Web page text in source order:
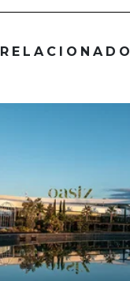
RELACIONADO